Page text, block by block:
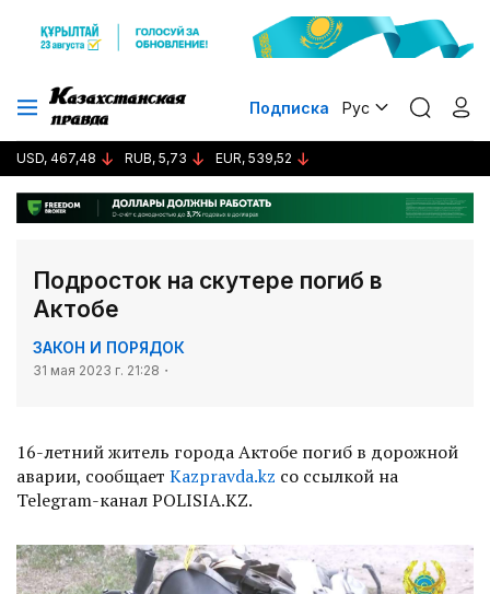
Подписка Рус
USD, 467,48 RUB, 5,73 EUR, 539,52
Подросток на скутере погиб в
Актобе
ЗАКОН И ПОРЯДОК
31 мая 2023 г. 21:28
16-летний житель города Актобе погиб в дорожной
аварии, сообщает Kazpravda.kz со ссылкой на
Telegram-канал POLISIA.KZ.